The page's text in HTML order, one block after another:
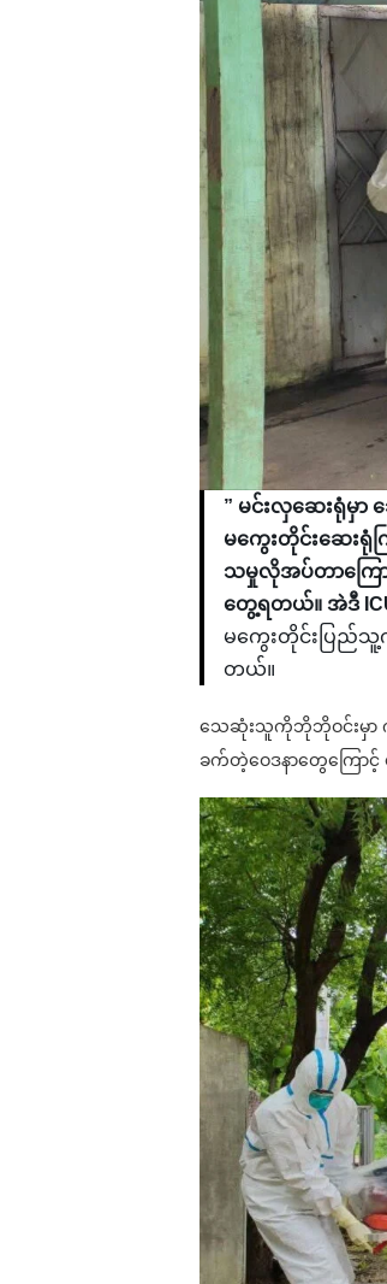
” မင်းလှဆေးရုံမှ
မကွေးတိုင်းဆေးရုံ
သမှုလိုအပ်တာကြော
တွေ့ရတယ်။ အဲဒီ
မကွေးတိုင်းပြည်သူ့က
တယ်။
သေဆုံးသူကိုဘိုဘိုဝင်းမှာ ကို
ခက်တဲ့ဝေဒနာတွေကြော